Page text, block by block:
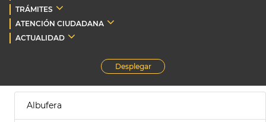
TRÁMITES
ATENCIÓN CIUDADANA
ACTUALIDAD
Desplegar
Albufera